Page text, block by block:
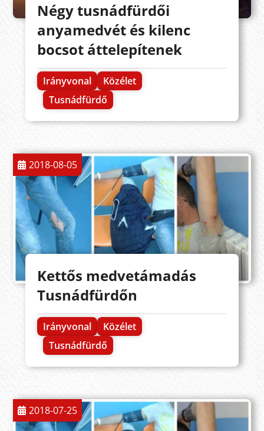
Négy tusnádfürdői
anyamedvét és kilenc
bocsot áttelepítenek
Irányvonal
Közélet
Tusnádfürdő
2018-08-05
Kettős medvetámadás
Tusnádfürdőn
Irányvonal
Közélet
Tusnádfürdő
2018-07-25